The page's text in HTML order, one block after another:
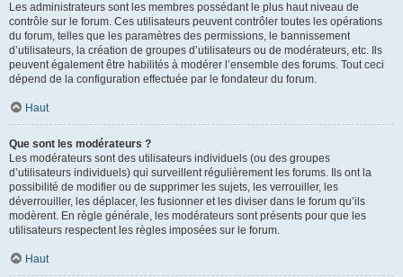
Les administrateurs sont les membres possédant le plus haut niveau de
contrôle sur le forum. Ces utilisateurs peuvent contrôler toutes les opérations
du forum, telles que les paramètres des permissions, le bannissement
d’utilisateurs, la création de groupes d’utilisateurs ou de modérateurs, etc. Ils
peuvent également être habilités à modérer l’ensemble des forums. Tout ceci
dépend de la configuration effectuée par le fondateur du forum.
Haut
Que sont les modérateurs ?
Les modérateurs sont des utilisateurs individuels (ou des groupes
d’utilisateurs individuels) qui surveillent régulièrement les forums. Ils ont la
possibilité de modifier ou de supprimer les sujets, les verrouiller, les
déverrouiller, les déplacer, les fusionner et les diviser dans le forum qu’ils
modèrent. En règle générale, les modérateurs sont présents pour que les
utilisateurs respectent les règles imposées sur le forum.
Haut